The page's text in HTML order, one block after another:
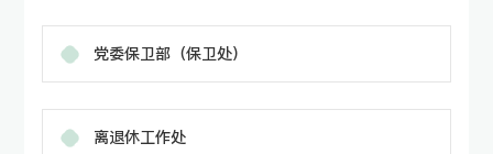
党委保卫部（保卫处）
离退休工作处